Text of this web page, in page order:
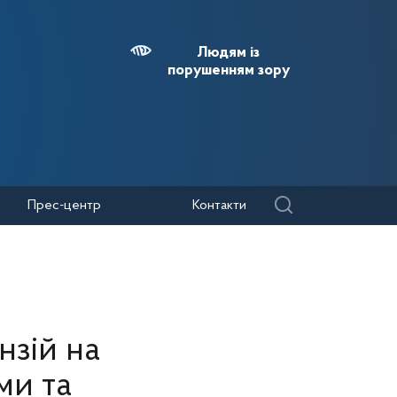
Людям із
порушенням зору
Прес-центр Контакти
на
та